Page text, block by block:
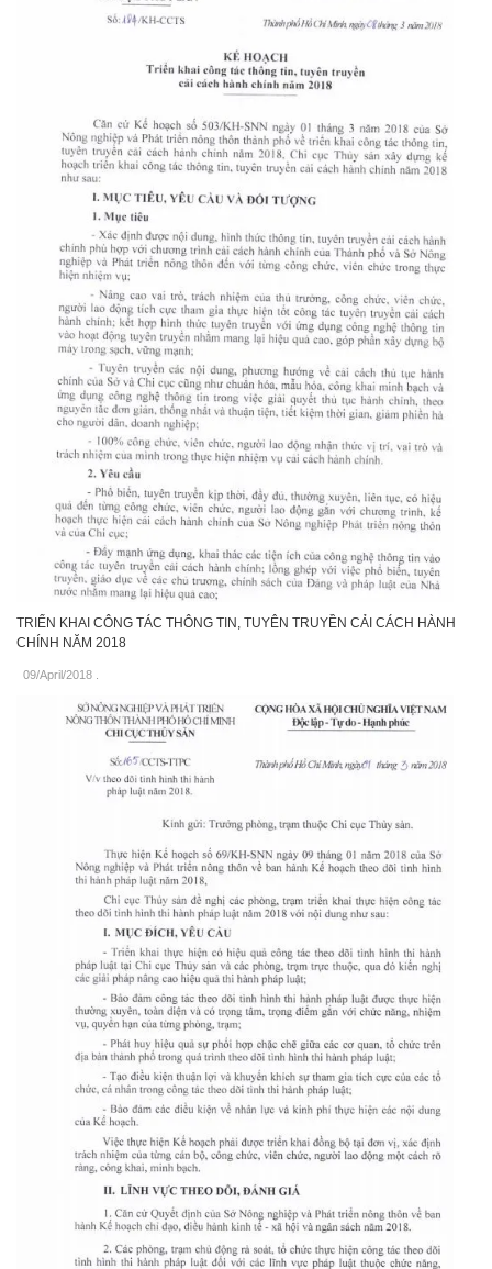
TRIỂN KHAI CÔNG TÁC THÔNG TIN, TUYÊN TRUYỀN CẢI CÁCH HÀNH
CHÍNH NĂM 2018
09/April/2018